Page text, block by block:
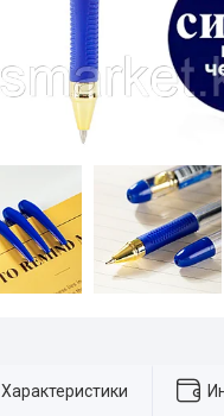
Характеристики